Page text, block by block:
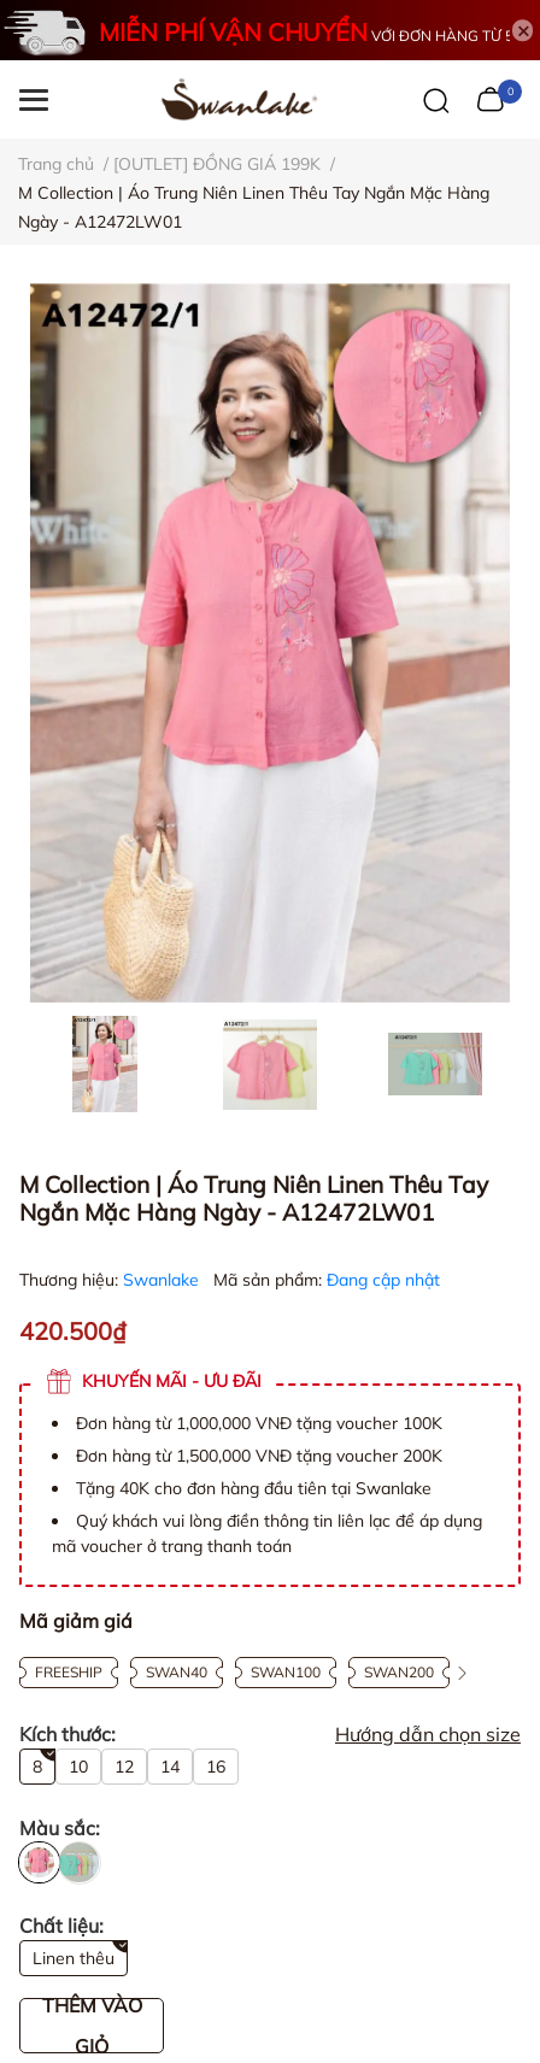
MIỄN PHÍ VẬN CHUYỂN VỚI ĐƠN HÀNG TỪ 500K
0
Trang chủ / [OUTLET] ĐỒNG GIÁ 199K /
M Collection | Áo Trung Niên Linen Thêu Tay Ngắn Mặc Hàng
Ngày - A12472LW01
M Collection | Áo Trung Niên Linen Thêu Tay
Ngắn Mặc Hàng Ngày - A12472LW01
Thương hiệu: Swanlake Mã sản phẩm: Đang cập nhật
420.500₫
KHUYẾN MÃI - ƯU ĐÃI
Đơn hàng từ 1,000,000 VNĐ tặng voucher 100K
Đơn hàng từ 1,500,000 VNĐ tặng voucher 200K
Tặng 40K cho đơn hàng đầu tiên tại Swanlake
Quý khách vui lòng điền thông tin liên lạc để áp dụng
mã voucher ở trang thanh toán
Mã giảm giá
FREESHIP SWAN40 SWAN100 SWAN200
Kích thước: Hướng dẫn chọn size
8 10 12 14 16
Màu sắc:
Chất liệu:
Linen thêu
THÊM VÀO
GIỎ